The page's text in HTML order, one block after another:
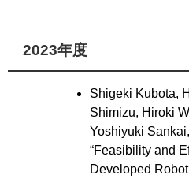
2023年度
Shigeki Kubota,
Shimizu, Hiroki
Yoshiyuki
“Feasibility and
Developed